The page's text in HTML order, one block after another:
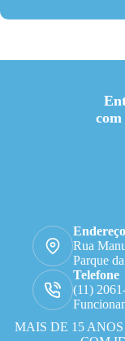
Endereço
Rua
Parque
Telefone
(11)
MAIS DE 15